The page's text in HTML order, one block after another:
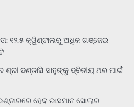
୧୨.୫ କ୍ୱିଣ୍ଟାଲରୁ ଅଧିକ ଗଞ୍ଜେଇ
ଦଣ୍ଡାସି ସାହୁଙ୍କୁ ଦ୍ବିତୀୟ ଥର ପାଇଁ
ହେବ ଭାସମାନ ସୋଲାର